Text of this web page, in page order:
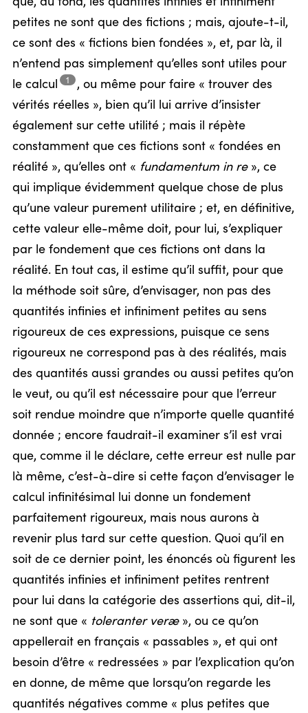
petites ne sont que des fictions ; mais, ajoute-t-il,
ce sont des « fictions bien fondées », et, par là, il
n’entend pas simplement qu’elles sont utiles pour
le calcul 1 , ou même pour faire « trouver des
vérités réelles », bien qu’il lui arrive d’insister
également sur cette utilité ; mais il répète
constamment que ces fictions sont « fondées en
réalité », qu’elles ont « fundamentum in re », ce
qui implique évidemment quelque chose de plus
qu’une valeur purement utilitaire ; et, en définitive,
cette valeur elle-même doit, pour lui, s’expliquer
par le fondement que ces fictions ont dans la
réalité. En tout cas, il estime qu’il suffit, pour que
la méthode soit sûre, d’envisager, non pas des
quantités infinies et infiniment petites au sens
rigoureux de ces expressions, puisque ce sens
rigoureux ne correspond pas à des réalités, mais
des quantités aussi grandes ou aussi petites qu’on
le veut, ou qu’il est nécessaire pour que l’erreur
soit rendue moindre que n’importe quelle quantité
donnée ; encore faudrait-il examiner s’il est vrai
que, comme il le déclare, cette erreur est nulle par
là même, c’est-à-dire si cette façon d’envisager le
calcul infinitésimal lui donne un fondement
parfaitement rigoureux, mais nous aurons à
revenir plus tard sur cette question. Quoi qu’il en
soit de ce dernier point, les énoncés où figurent les
quantités infinies et infiniment petites rentrent
pour lui dans la catégorie des assertions qui, dit-il,
ne sont que « toleranter veræ », ou ce qu’on
appellerait en français « passables », et qui ont
besoin d’être « redressées » par l’explication qu’on
en donne, de même que lorsqu’on regarde les
quantités négatives comme « plus petites que